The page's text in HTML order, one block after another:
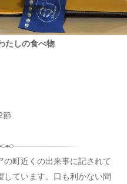
たしの食べ物
節
町近くの出来事に記されて
ています。口も利かない間